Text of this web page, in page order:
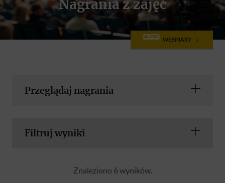
Nagrania z zajęć
NA ŻYWO WEBINARY
Przeglądaj nagrania
Filtruj wyniki
Znaleziono 6 wyników.